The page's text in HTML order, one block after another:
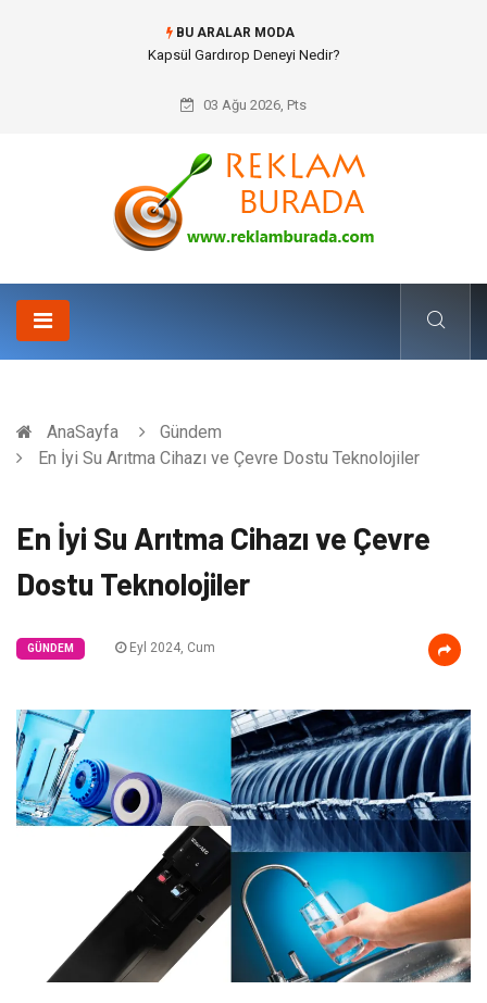
BU ARALAR MODA
Ataşehir Gitar Dersi Ve Modern Yaşamda Sanatla Gelen Dinginlik
03 Ağu 2026, Pts
AnaSayfa
Gündem
En İyi Su Arıtma Cihazı ve Çevre Dostu Teknolojiler
En İyi Su Arıtma Cihazı ve Çevre
Dostu Teknolojiler
GÜNDEM Eyl 2024, Cum